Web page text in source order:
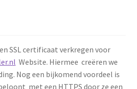
SSL certificaat verkregen voor
Website. Hiermee creëren we
Nog een bijkomend voordeel is
met een HTTPS door ze een